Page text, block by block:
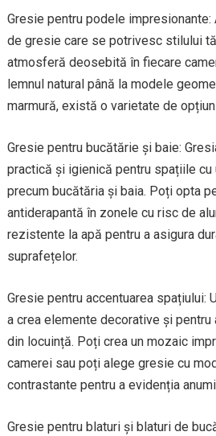
Gresie pentru podele
de gresie care se potrivesc stilului
atmosferă deosebită în fiecare
lemnul natural până la modele
marmură, există o varietate de
Gresie pentru bucătărie și baie:
practică și igienică pentru spațiile
precum bucătăria și baia. Poți opta
antiderapantă în zonele cu risc de
rezistente la apă pentru a asigura
suprafețelor.
Gresie pentru accentuarea spațiului:
a crea elemente decorative și pentru
din locuință. Poți crea un mozaic
camerei sau poți alege gresie cu
contrastante pentru a evidenția
Gresie pentru blaturi și blaturi de